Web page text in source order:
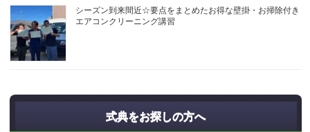
シーズン到来間近☆要点をまとめたお得な壁掛・お掃除付き
エアコンクリーニング講習
式典をお探しの方へ